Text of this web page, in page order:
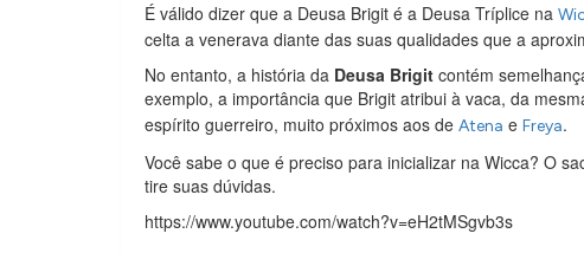
É válido dizer que a Deusa Brigit é a Deusa Tríplice na
celta a venerava diante das suas qualidades que a
No entanto, a história da Deusa Brigit contém
exemplo, a importância que Brigit atribui à vaca, da
espírito guerreiro, muito próximos aos de Atena e Freya.
Você sabe o que é preciso para inicializar na Wicca? O
tire suas dúvidas.
https://www.youtube.com/watch?v=eH2tMSgvb3s